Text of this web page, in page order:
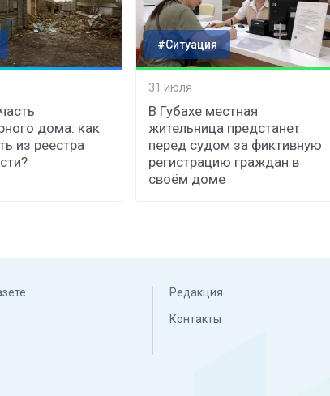
дома: как
из реестра
#Ситуация
31 июля
В Губахе местная
жительница предстанет
перед судом за фиктивную
регистрацию граждан в
своём доме
Редакция
Контакты